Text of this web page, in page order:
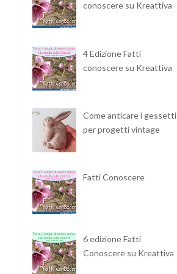
conoscere su Kreattiva
4 Edizione Fatti
conoscere su Kreattiva
Come anticare i gessetti
per progetti vintage
Fatti Conoscere
6 edizione Fatti
Conoscere su Kreattiva